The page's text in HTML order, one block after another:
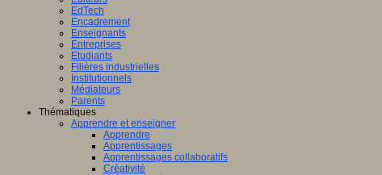
EdTech
Encadrement
Enseignants
Entreprises
Etudiants
Filières industrielles
Institutionnels
Médiateurs
Parents
Thématiques
Apprendre et enseigner
Apprendre
Apprentissages
Apprentissages collaboratifs
Créativité